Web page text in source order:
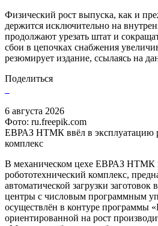
Физический рост выпуска, как и
держится исключительно на
продолжают урезать штат и
сбои в цепочках снабжения
резюмирует издание, ссылаясь на
Поделиться
6 августа 2026
Фото: ru.freepik.com
ЕВРАЗ НТМК ввёл в эксплуатацию
комплекс
В механическом цехе ЕВРАЗ НТМК
робототехнический комплекс,
автоматической загрузки
центры с числовым программным
осуществлён в контуре программы
ориентированной на рост